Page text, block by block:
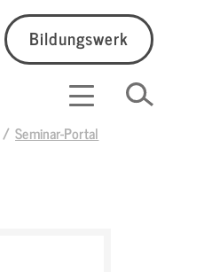
Bildungswerk
Seminar-Portal